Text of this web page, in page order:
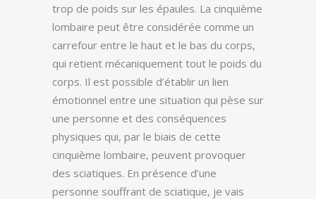
trop de poids sur les épaules. La cinquième
lombaire peut être considérée comme un
carrefour entre le haut et le bas du corps,
qui retient mécaniquement tout le poids du
corps. Il est possible d’établir un lien
émotionnel entre une situation qui pèse sur
une personne et des conséquences
physiques qui, par le biais de cette
cinquième lombaire, peuvent provoquer
des sciatiques. En présence d’une
personne souffrant de sciatique, je vais